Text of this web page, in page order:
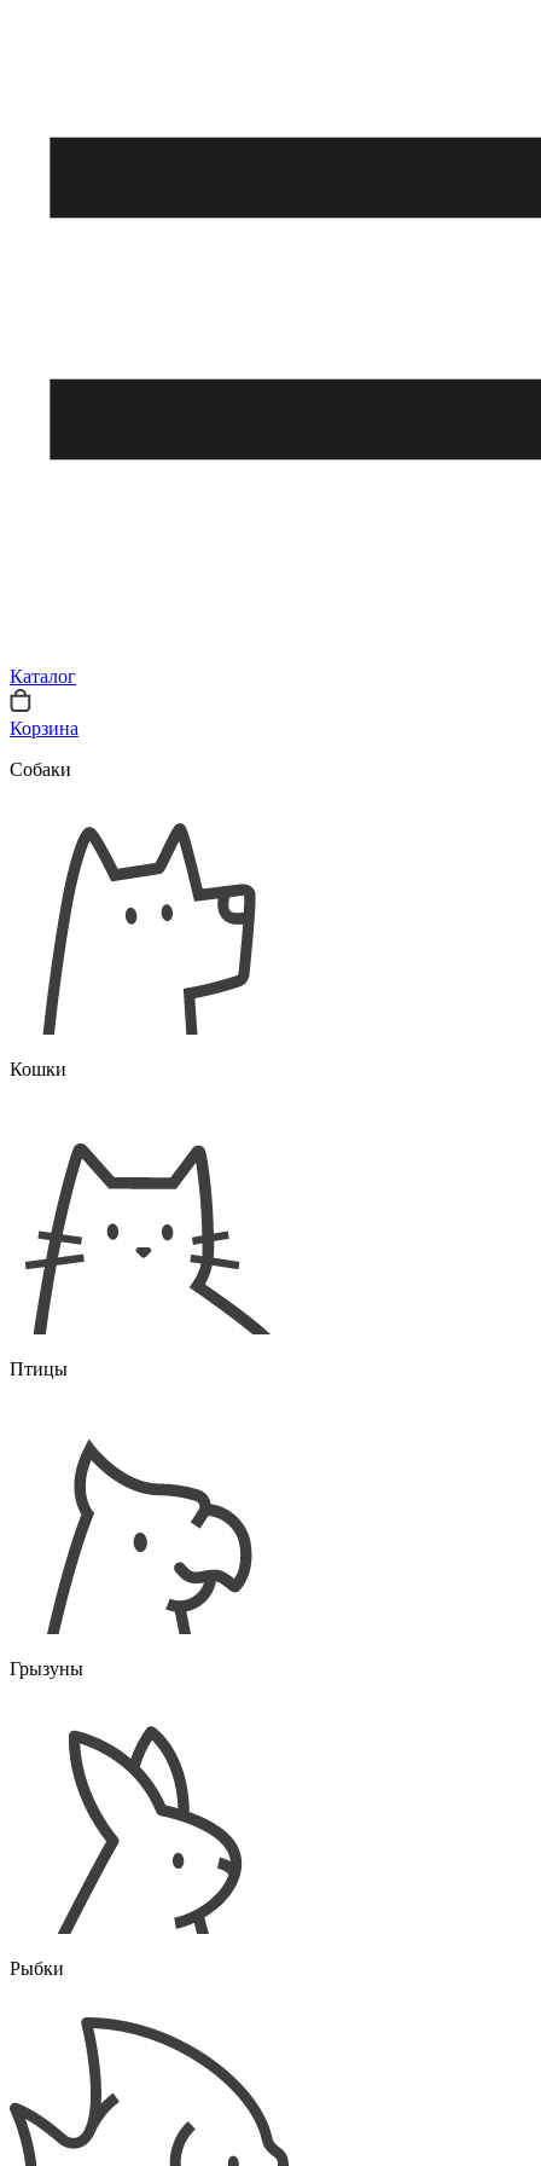
Каталог
Корзина
Собаки
Кошки
Птицы
Грызуны
Рыбки